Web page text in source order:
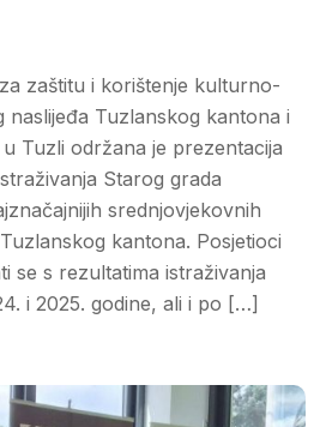
zaštitu i korištenje kulturno-
naslijeđa Tuzlanskog kantona i
Tuzli održana je prezentacija
Starog grada
srednjovjekovnih
kantona. Posjetioci
se s rezultatima istraživanja
i 2025. godine, ali i po […]